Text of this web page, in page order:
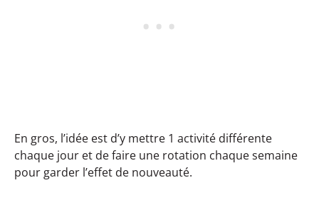
En gros, l’idée est d’y mettre 1 activité différente
chaque jour et de faire une rotation chaque semaine
pour garder l’effet de nouveauté.